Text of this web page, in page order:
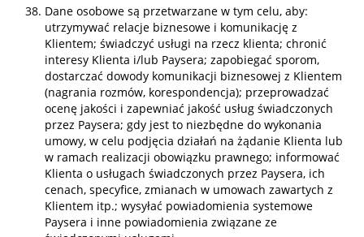
Dane osobowe są przetwarzane w tym celu, aby:
utrzymywać relacje biznesowe i komunikację z
Klientem; świadczyć usługi na rzecz klienta; chronić
interesy Klienta i/lub Paysera; zapobiegać sporom,
dostarczać dowody komunikacji biznesowej z Klientem
(nagrania rozmów, korespondencja); przeprowadzać
ocenę jakości i zapewniać jakość usług świadczonych
przez Paysera; gdy jest to niezbędne do wykonania
umowy, w celu podjęcia działań na żądanie Klienta lub
w ramach realizacji obowiązku prawnego; informować
Klienta o usługach świadczonych przez Paysera, ich
cenach, specyfice, zmianach w umowach zawartych z
Klientem itp.; wysyłać powiadomienia systemowe
Paysera i inne powiadomienia związane ze